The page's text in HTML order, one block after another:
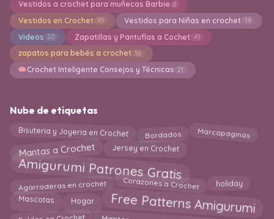
Vestidos a crochet para muñecas Barbie 8
Vestidos en Crochet 99 Vestidos para Niñas en crochet 19
Videos 20 Zapatillas y Pantuflas a Cochet 41
zapatos para bebés a crochet 36
Crochet Inteligente Consejos y Técnicas 21
Nube de etiquetas
Bisuteria y Joyeria en Crochet Bordados Marcapaginas
Mantas a Crochet Jersey en Crochet
Amigurumi Patrones Gratis
Agarraderas en crochet Corazones a Crochet holiday
Mascotas Hogar Free Patterns Amigurumi